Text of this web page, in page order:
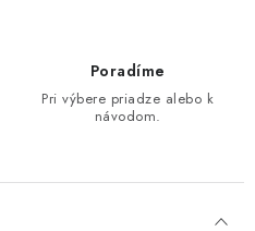
Poradíme
Pri výbere priadze alebo k
návodom.